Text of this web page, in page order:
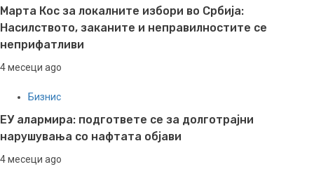
Марта Кос за локалните избори во Србија:
Насилството, заканите и неправилностите се
неприфатливи
4 месеци ago
Бизнис
ЕУ алармира: подгответе се за долготрајни
нарушувања со нафтата објави
4 месеци ago